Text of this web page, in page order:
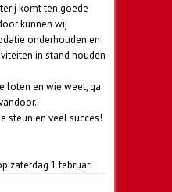
komt ten goede
kunnen wij
onderhouden en
in stand houden
loten en wie weet, ga
steun en veel succes!
zaterdag 1 februari